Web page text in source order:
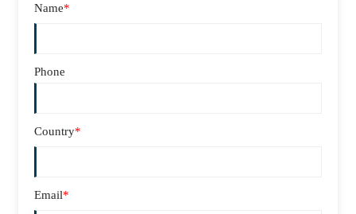
Name*
Phone
Country*
Email*